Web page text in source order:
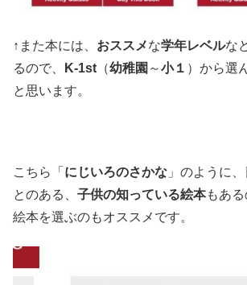
↑また本には、 おススメな学年レベルな
るので、
K-1st （幼稚園 ～小１ ）から選
と思います。
こちら「 にじいろのさかな 」のように
とのある、 子供の知っている絵本もあ
絵本を選ぶのもオススメです。